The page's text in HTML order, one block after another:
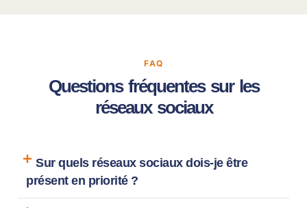
FAQ
Questions fréquentes sur les
réseaux sociaux
Sur quels réseaux sociaux dois-je être
présent en priorité ?